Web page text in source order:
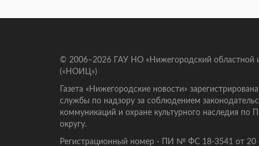
© 2006–2026 ГАУ НО «Нижегородский областной
(«НОИЦ»)
Газета «Нижегородские новости»
службы по надзору за соблюдением
коммуникаций и охране культурного наследия по
округу.
Регистрационный номер - ПИ № ФС 18-3541 от 20